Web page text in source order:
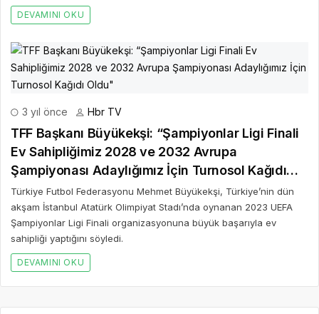
DEVAMINI OKU
3 yıl önce Hbr TV
TFF Başkanı Büyükekşi: “Şampiyonlar Ligi Finali
Ev Sahipliğimiz 2028 ve 2032 Avrupa
Şampiyonası Adaylığımız İçin Turnosol Kağıdı
Oldu"
Türkiye Futbol Federasyonu Mehmet Büyükekşi, Türkiye’nin dün
akşam İstanbul Atatürk Olimpiyat Stadı’nda oynanan 2023 UEFA
Şampiyonlar Ligi Finali organizasyonuna büyük başarıyla ev
sahipliği yaptığını söyledi.
DEVAMINI OKU